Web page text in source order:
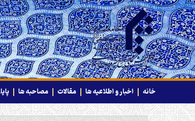
خانه اخبار و اطلاعیه ها مقالات مصاحبه ها